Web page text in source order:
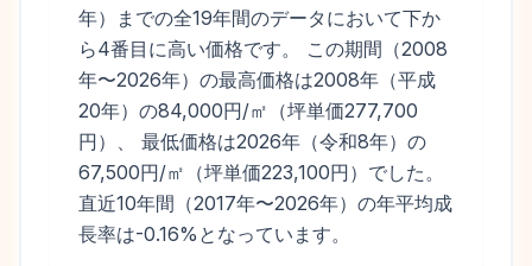
年）までの全19年間のデータにおいて下か
ら4番目に高い価格です。 この期間（2008
年〜2026年）の最高価格は2008年（平成
20年）の84,000円/㎡（坪単価277,700
円）、 最低価格は2026年（令和8年）の
67,500円/㎡（坪単価223,100円）でした。
直近10年間（2017年〜2026年）の年平均成
長率は-0.16%となっています。